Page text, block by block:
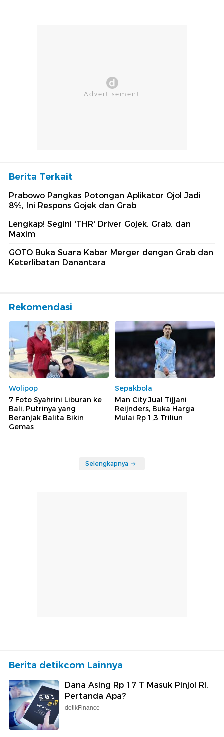
Berita Terkait
Prabowo Pangkas Potongan Aplikator Ojol Jadi
8%, Ini Respons Gojek dan Grab
Lengkap! Segini 'THR' Driver Gojek, Grab, dan
Maxim
GOTO Buka Suara Kabar Merger dengan Grab dan
Keterlibatan Danantara
Rekomendasi
Wolipop
7 Foto Syahrini Liburan ke
Bali, Putrinya yang
Beranjak Balita Bikin
Gemas
Sepakbola
Man City Jual Tijjani
Reijnders, Buka Harga
Mulai Rp 1,3 Triliun
Selengkapnya
Berita detikcom Lainnya
Dana Asing Rp 17 T Masuk Pinjol RI,
Pertanda Apa?
detikFinance